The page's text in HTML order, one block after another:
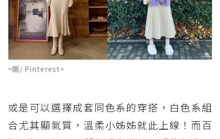
<圖/ Pinterest>
或是可以選擇成套同色系的穿搭，白色系組
合尤其顯氣質，溫柔小姊姊就此上線！而百